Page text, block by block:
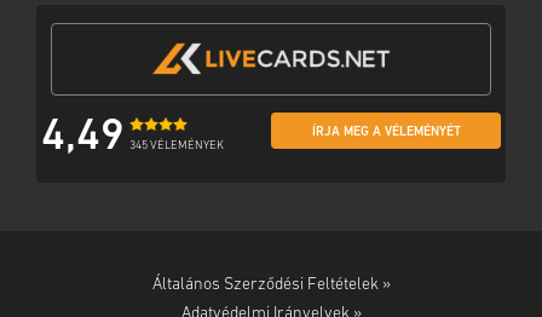
4,49 345 VÉLEMÉNYEK
ÍRJA MEG A VÉLEMÉNYÉT
Általános Szerződési Feltételek »